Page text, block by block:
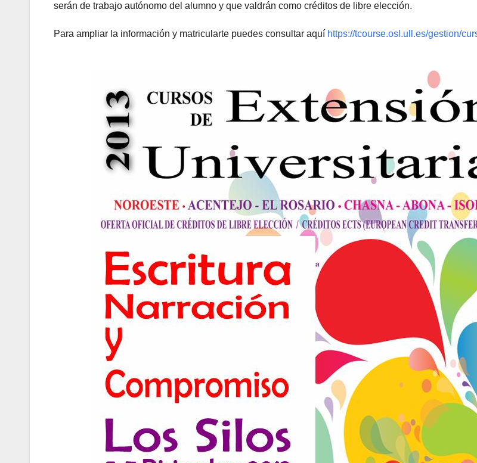
serán de trabajo autónomo del alumno y que valdrán como créditos de libre elección.
Para ampliar la información y matricularte puedes consultar aquí https://tcourse.osl.ull.es/gestion/